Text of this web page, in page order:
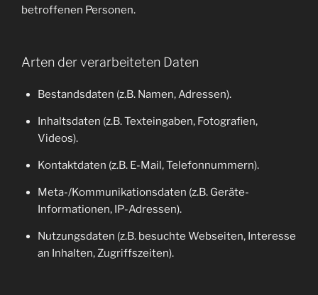
betroffenen Personen.
Arten der verarbeiteten Daten
Bestandsdaten (z.B. Namen, Adressen).
Inhaltsdaten (z.B. Texteingaben, Fotografien,
Videos).
Kontaktdaten (z.B. E-Mail, Telefonnummern).
Meta-/Kommunikationsdaten (z.B. Geräte-
Informationen, IP-Adressen).
Nutzungsdaten (z.B. besuchte Webseiten, Interesse
an Inhalten, Zugriffszeiten).